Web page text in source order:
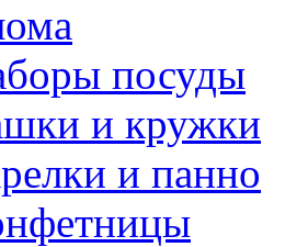
посуды
и кружки
и панно